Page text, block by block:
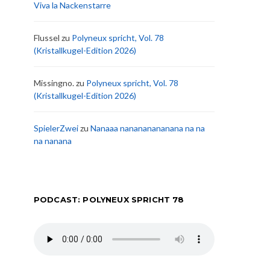
Viva la Nackenstarre
Flussel zu Polyneux spricht, Vol. 78
(Kristallkugel-Edition 2026)
Missingno.zu Polyneux spricht, Vol. 78
(Kristallkugel-Edition 2026)
SpielerZweizu Nanaaa nanananananana na na
na nanana
PODCAST: POLYNEUX SPRICHT 78